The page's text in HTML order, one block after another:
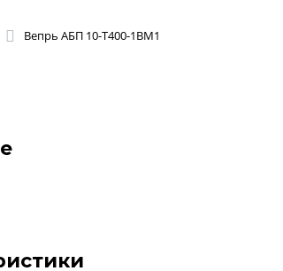
Вепрь АБП 10-Т400-1ВМ1